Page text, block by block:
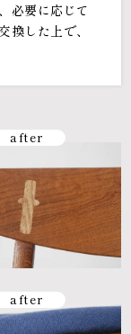
必要に応じて
換した上で、
after
after